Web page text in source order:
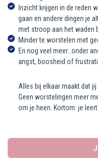
Inzicht krijgen in de reden
gaan en andere dingen je
met stroop aan het waden
Minder te worstelen met
En nog veel meer…onder
angst, boosheid of
Alles bij elkaar maakt dat
Geen worstelingen meer
om je heen. Kortom: je